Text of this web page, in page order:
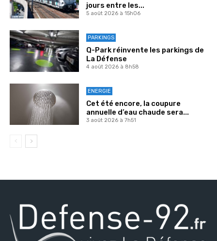
jours entre les...
5 août 2026 à 15h06
PARKINGS
Q-Park réinvente les parkings de
La Défense
4 août 2026 à 8h58
ENERGIE
Cet été encore, la coupure
annuelle d’eau chaude sera...
3 août 2026 à 7h51